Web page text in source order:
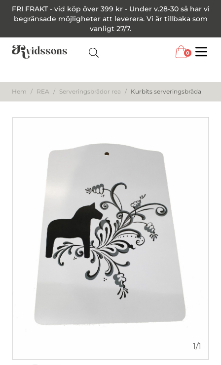
FRI FRAKT - vid köp över 399 kr - Under v.28-30 så har vi
begränsade möjligheter att leverera. Vi är tillbaka som
vanligt 27/7.
0
Hem / REA / Serveringsbrädor rea / Kurbits serveringsbräda
1/1